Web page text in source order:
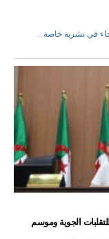
الجوية وموسم